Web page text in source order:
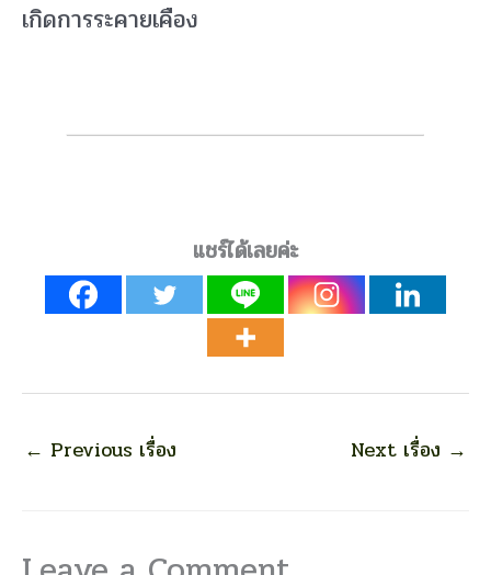
เกิดการระคายเคือง
แชร์ได้เลยค่ะ
← Previous เรื่อง Next เรื่อง →